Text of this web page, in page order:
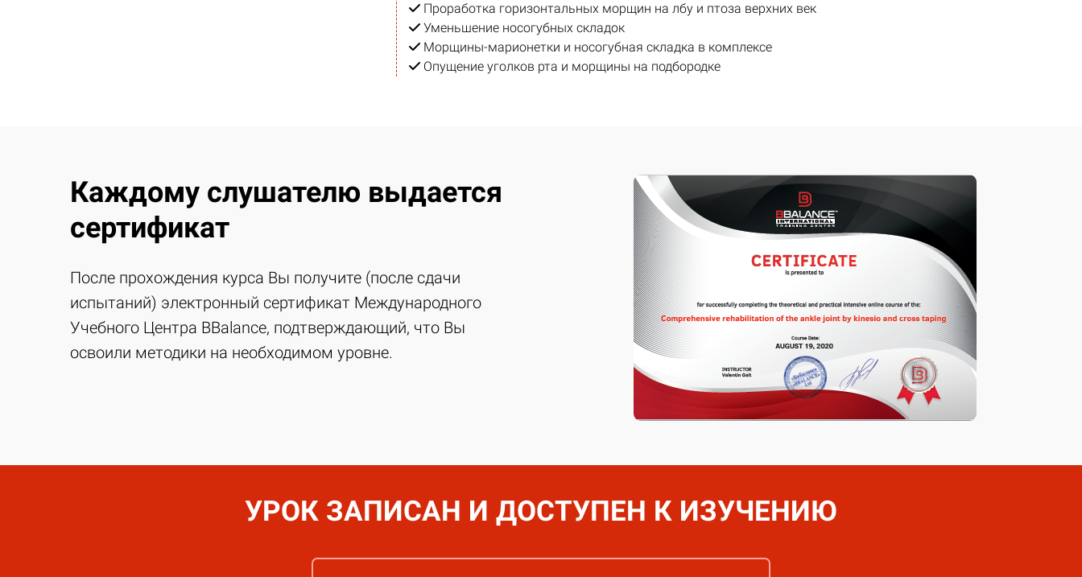
Проработка горизонтальных морщин на лбу и птоза верхних век
Уменьшение носогубных складок
Морщины-марионетки и носогубная складка в комплексе
Опущение уголков рта и морщины на подбородке
Каждому слушателю выдается
сертификат
После прохождения курса Вы получите (после сдачи
испытаний) электронный сертификат Международного
Учебного Центра BBalance, подтверждающий, что Вы
освоили методики на необходимом уровне.
УРОК ЗАПИСАН И ДОСТУПЕН К ИЗУЧЕНИЮ